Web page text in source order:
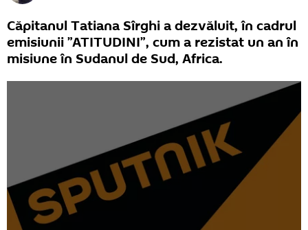
Căpitanul Tatiana Sîrghi a dezvăluit, în cadrul
emisiunii ”ATITUDINI”, cum a rezistat un an în
misiune în Sudanul de Sud, Africa.